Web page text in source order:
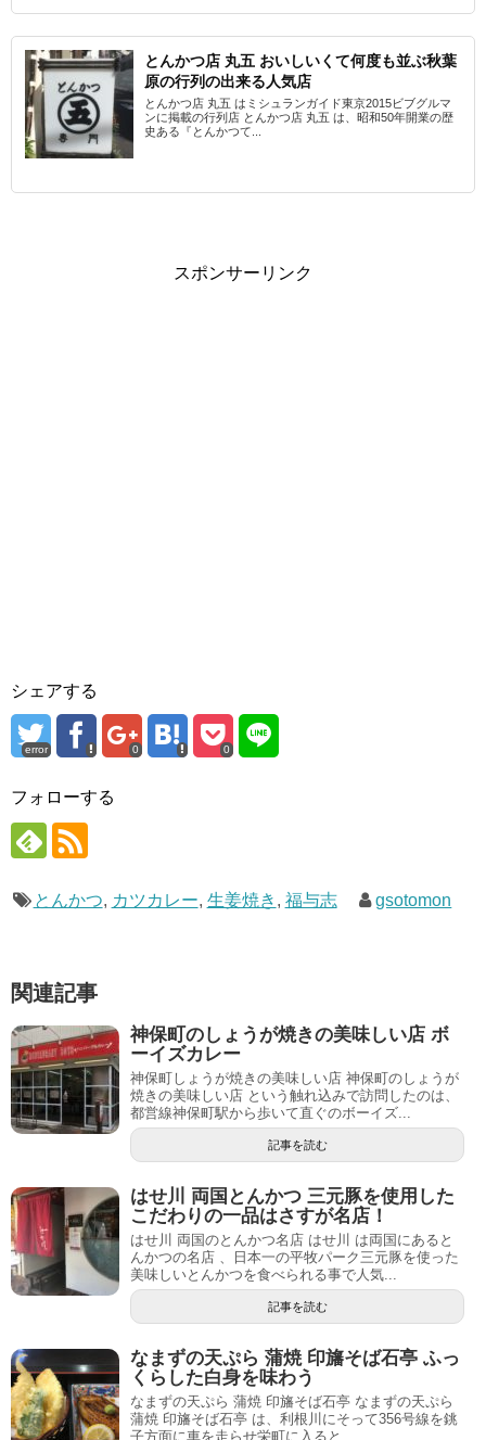
とんかつ店 丸五 おいしいくて何度も並ぶ秋葉
原の行列の出来る人気店
とんかつ店 丸五 はミシュランガイド東京2015ビブグルマ
ンに掲載の行列店 とんかつ店 丸五 は、昭和50年開業の歴
史ある『とんかつて...
スポンサーリンク
シェアする
error 0 0
フォローする
とんかつ, カツカレー, 生姜焼き , 福与志 gsotomon
関連記事
神保町のしょうが焼きの美味しい店 ボ
ーイズカレー
神保町しょうが焼きの美味しい店 神保町のしょうが
焼きの美味しい店 という触れ込みで訪問したのは、
都営線神保町駅から歩いて直ぐのボーイズ...
記事を読む
はせ川 両国とんかつ 三元豚を使用した
こだわりの一品はさすが名店！
はせ川 両国のとんかつ名店 はせ川 は両国にあると
んかつの名店 、日本一の平牧パーク三元豚を使った
美味しいとんかつを食べられる事で人気...
記事を読む
なまずの天ぷら 蒲焼 印旛そば石亭 ふっ
くらした白身を味わう
なまずの天ぷら 蒲焼 印旛そば石亭 なまずの天ぷら
蒲焼 印旛そば石亭 は、利根川にそって356号線を銚
子方面に車を走らせ栄町に入ると...